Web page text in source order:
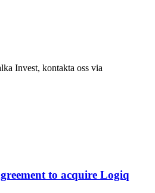
Invest, kontakta oss via
to acquire Logiq